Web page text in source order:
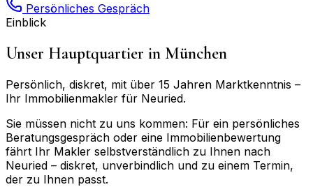
Persönliches Gespräch
Einblick
Unser Hauptquartier in München
Persönlich, diskret, mit über 15 Jahren Marktkenntnis –
Ihr Immobilienmakler für Neuried.
Sie müssen nicht zu uns kommen: Für ein persönliches
Beratungsgespräch oder eine Immobilienbewertung
fährt Ihr Makler selbstverständlich zu Ihnen nach
Neuried – diskret, unverbindlich und zu einem Termin,
der zu Ihnen passt.